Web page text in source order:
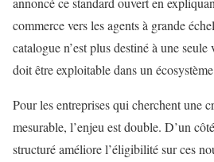
commerce vers les agents à grande
catalogue n’est plus destiné à une
doit être exploitable dans un
Pour les entreprises qui cherchent une
mesurable, l’enjeu est double. D’un
structuré améliore l’éligibilité sur ces